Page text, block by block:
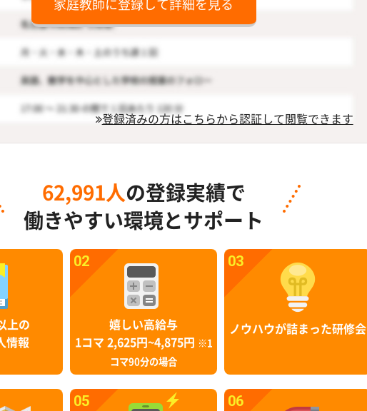
家庭教師に登録して詳細を見る
登録済みの方はこちらから認証して閲覧できます
62,991人 の登録実績で
働きやすい環境とサポート
上の
情報
02
嬉しい高給与
1コマ 2,625円~4,875円
※1
コマ90分の場合
03
ノウハウが詰まった研修会
05 06